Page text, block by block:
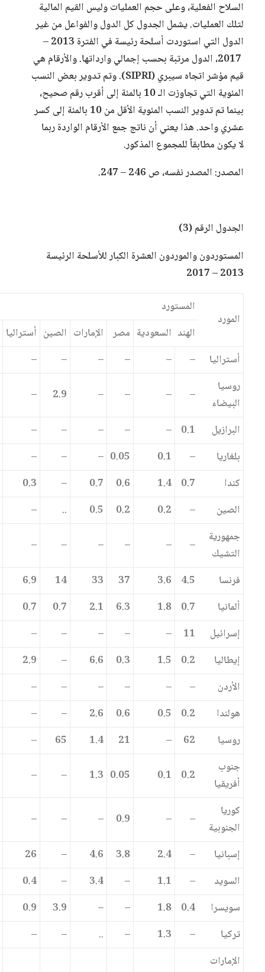
السلاح الفعلية، وعلى حجم العمليات وليس القيم المالية
لتلك العمليات. يشمل الجدول كل الدول والفواعل من غير
الدول التي استوردت أسلحة رئيسة في الفترة 2013 –
2017، الدول مرتبة بحسب إجمالي وارداتها. والأرقام هي
قيم مؤشر اتجاه سيبري (SIPRI). وتم تدوير بعض النسب
المئوية التي تجاوزت الـ 10 بالمئة إلى أقرب رقم صحيح،
بينما تم تدوير النسب المئوية الأقل من 10 بالمئة إلى كسر
عشري واحد. هذا يعني أن ناتج جمع الأرقام الواردة ربما
لا يكون مطابقاً للمجموع المذكور.
المصدر: المصدر نفسه، ص 246 – 247.
الجدول الرقم (3)
المستوردون والموردون العشرة الكبار للأسلحة الرئيسة
2013 – 2017
المورد
المستورد
الهند السعودية مصر الإمارات الصين أستراليا
أستراليا
–
–
–
–
–
–
روسيا
البيضاء
–
–
–
–
2.9
–
البرازيل 0.1
–
–
–
–
–
بلغاريا
–
0.1
0.05
–
–
–
كندا
0.7
1.4
0.6
0.7
–
0.3
الصين
–
0.2
0.2
0.5
..
–
جمهورية
التشيك
–
–
–
–
–
–
فرنسا 4.5
3.6
37
33
14
6.9
ألمانيا
0.7
1.8
6.3
2.1
0.7
0.7
إسرائيل
11
–
–
–
–
–
إيطاليا
0.2
1.5
0.3
6.6
–
2.9
الأردن
–
–
–
–
–
–
هولندا
0.2
0.5
0.6
2.6
–
–
روسيا
62
–
21
1.4
65
–
جنوب
أفريقيا
0.2
0.1
0.05
1.3
–
–
كوريا
الجنوبية
–
–
0.9
–
–
–
إسبانيا –
2.4
3.8
4.6
–
26
السويد
–
1.1
–
3.4
–
0.4
سويسرا
0.4
1.8
–
–
3.9
0.9
تركيا
–
1.3
–
..
–
–
الإمارات